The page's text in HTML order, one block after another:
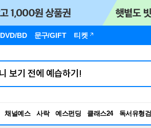
DVD/BD 문구/GIFT 티켓
채널예스 사락 예스펀딩 클래스24
독서유형
RBTI Lab